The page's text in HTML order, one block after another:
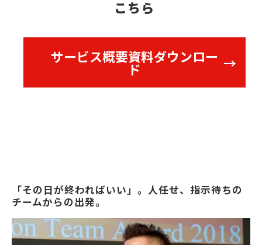
こちら
サービス概要資料ダウンロー
ド
「その日が終わればいい」。人任せ、指示待ちの
チームからの出発。